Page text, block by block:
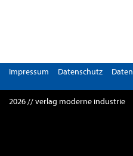
Impressum Datenschutz
2026 // verlag moderne industrie